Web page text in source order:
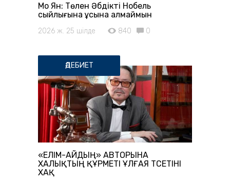
Мо Ян: Төлен Әбдікті Нобель
сыйлығына ұсына алмаймын
2026 ж. 25 шілде 840 0
ӘДЕБИЕТ
«ЕЛІМ-АЙДЫҢ» АВТОРЫНА
ХАЛЫҚТЫҢ ҚҰРМЕТІ ҰЛҒАЯ ТҮСЕТІНІ
ХАҚ